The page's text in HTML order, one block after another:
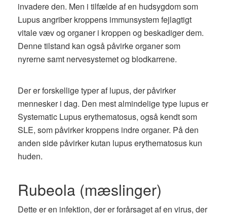
invadere den. Men i tilfælde af en hudsygdom som
Lupus angriber kroppens immunsystem fejlagtigt
vitale væv og organer i kroppen og beskadiger dem.
Denne tilstand kan også påvirke organer som
nyrerne samt nervesystemet og blodkarrene.
Der er forskellige typer af lupus, der påvirker
mennesker i dag. Den mest almindelige type lupus er
Systematic Lupus erythematosus, også kendt som
SLE, som påvirker kroppens indre organer. På den
anden side påvirker kutan lupus erythematosus kun
huden.
Rubeola (mæslinger)
Dette er en infektion, der er forårsaget af en virus, der